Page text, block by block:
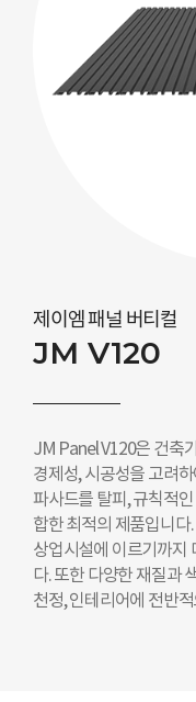
제이엠 패널 버티컬
JM V120
JM Panel V120은 건축
경제성, 시공성을 고려
파사드를 탈피, 규칙적
합한 최적의 제품입니
상업시설에 이르기까지
다. 또한 다양한 재질과
천정, 인테리어에 전반